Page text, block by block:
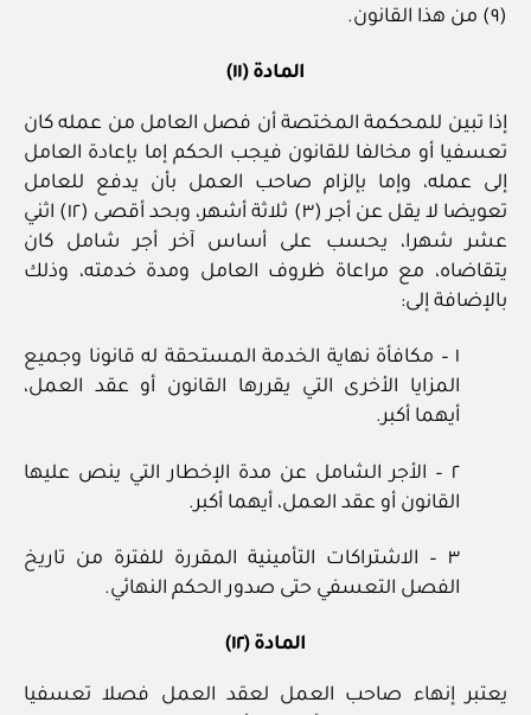
(٩) من هذا القانون.
المادة (١١)
إذا تبين للمحكمة المختصة أن فصل العامل من عمله كان
تعسفيا أو مخالفا للقانون فيجب الحكم إما بإعادة العامل
إلى عمله، وإما بإلزام صاحب العمل بأن يدفع للعامل
تعويضا لا يقل عن أجر (٣) ثلاثة أشهر، وبحد أقصى (١٢) اثني
عشر شهرا، يحسب على أساس آخر أجر شامل كان
يتقاضاه، مع مراعاة ظروف العامل ومدة خدمته، وذلك
بالإضافة إلى:
١ – مكافأة نهاية الخدمة المستحقة له قانونا وجميع
المزايا الأخرى التي يقررها القانون أو عقد العمل،
أيهما أكبر.
٢ – الأجر الشامل عن مدة الإخطار التي ينص عليها
القانون أو عقد العمل، أيهما أكبر.
٣ – الاشتراكات التأمينية المقررة للفترة من تاريخ
الفصل التعسفي حتى صدور الحكم النهائي.
المادة (١٢)
يعتبر إنهاء صاحب العمل لعقد العمل فصلا تعسفيا